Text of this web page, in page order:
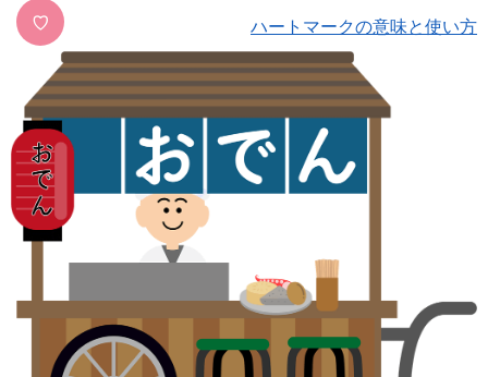
♡ ハートマークの意味と使い方